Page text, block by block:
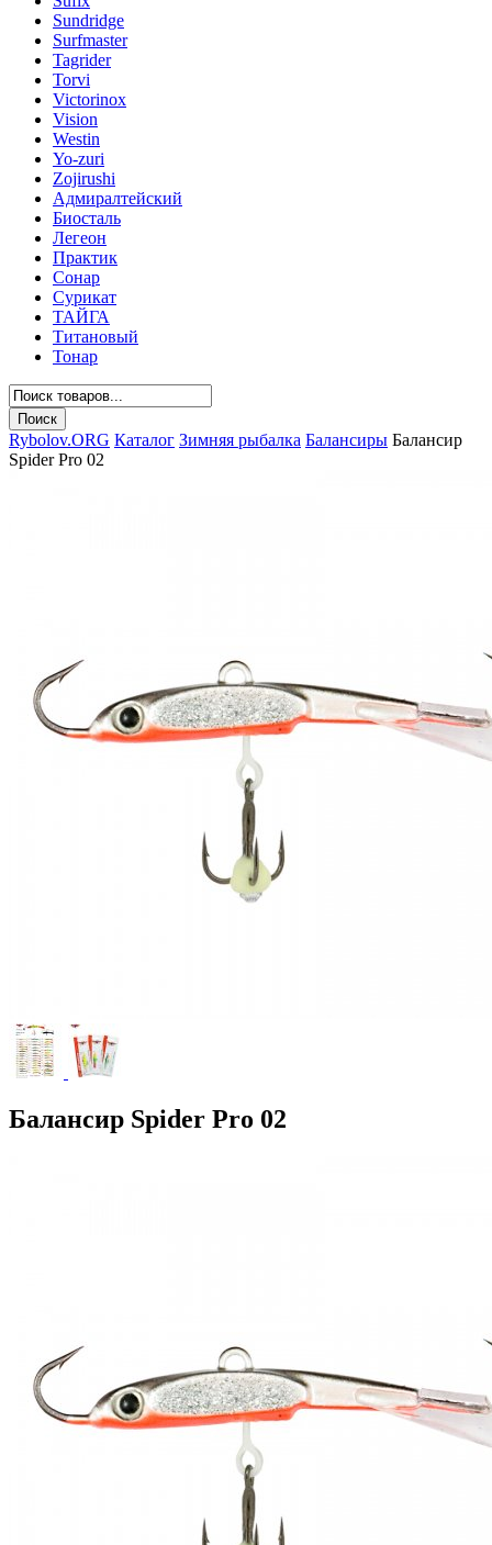
Sundridge
Surfmaster
Tagrider
Torvi
Victorinox
Vision
Westin
Yo-zuri
Zojirushi
Адмиралтейский
Биосталь
Легеон
Практик
Сонар
Сурикат
ТАЙГА
Титановый
Тонар
Rybolov.ORG Каталог Зимняя рыбалка Балансиры Балансир
Spider Pro 02
Балансир Spider Pro 02